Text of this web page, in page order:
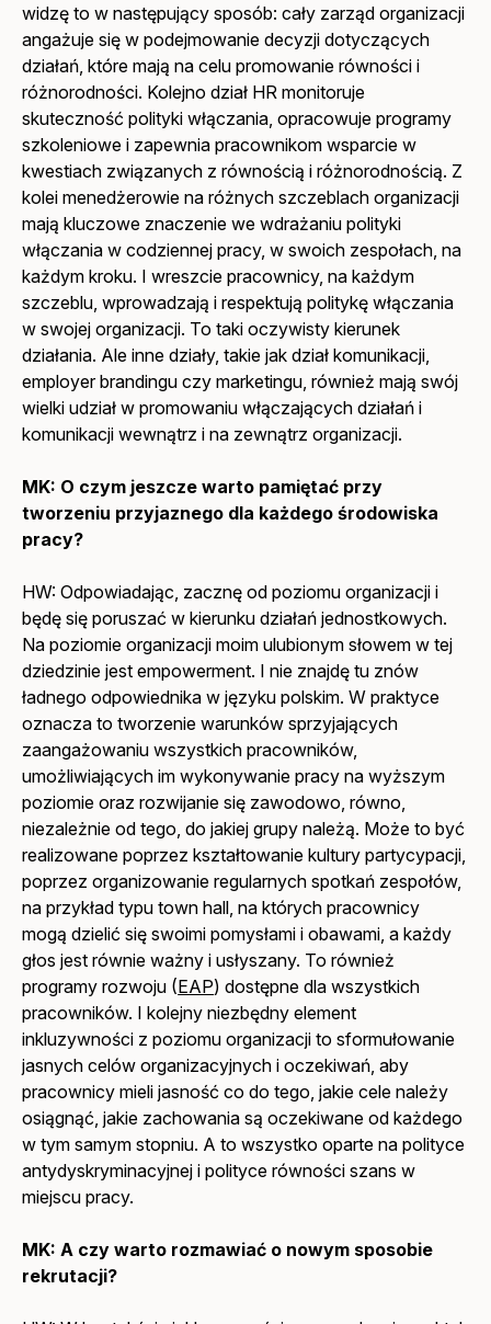
widzę to w następujący sposób: cały zarząd organizacji
angażuje się w podejmowanie decyzji dotyczących
działań, które mają na celu promowanie równości i
różnorodności. Kolejno dział HR monitoruje
skuteczność polityki włączania, opracowuje programy
szkoleniowe i zapewnia pracownikom wsparcie w
kwestiach związanych z równością i różnorodnością. Z
kolei menedżerowie na różnych szczeblach organizacji
mają kluczowe znaczenie we wdrażaniu polityki
włączania w codziennej pracy, w swoich zespołach, na
każdym kroku. I wreszcie pracownicy, na każdym
szczeblu, wprowadzają i respektują politykę włączania
w swojej organizacji. To taki oczywisty kierunek
działania. Ale inne działy, takie jak dział komunikacji,
employer brandingu czy marketingu, również mają swój
wielki udział w promowaniu włączających działań i
komunikacji wewnątrz i na zewnątrz organizacji.
MK: O czym jeszcze warto pamiętać przy
tworzeniu przyjaznego dla każdego środowiska
pracy?
HW: Odpowiadając, zacznę od poziomu organizacji i
będę się poruszać w kierunku działań jednostkowych.
Na poziomie organizacji moim ulubionym słowem w tej
dziedzinie jestempowerment. I nie znajdę tu znów
ładnego odpowiednika w języku polskim. W praktyce
oznacza to tworzenie warunków sprzyjających
zaangażowaniu wszystkich pracowników,
umożliwiających im wykonywanie pracy na wyższym
poziomie oraz rozwijanie się zawodowo, równo,
niezależnie od tego, do jakiej grupy należą. Może to być
realizowane poprzez kształtowanie kultury partycypacji,
poprzez organizowanie regularnych spotkań zespołów,
na przykład typu town hall, na których pracownicy
mogą dzielić się swoimi pomysłami i obawami, a każdy
głos jest równie ważny i usłyszany. To również
programy rozwoju (EAP) dostępne dla wszystkich
pracowników. I kolejny niezbędny element
inkluzywności z poziomu organizacji to sformułowanie
jasnych celów organizacyjnych i oczekiwań, aby
pracownicy mieli jasność co do tego, jakie cele należy
osiągnąć, jakie zachowania są oczekiwane od każdego
w tym samym stopniu. A to wszystko oparte na polityce
antydyskryminacyjnej i polityce równości szans w
miejscu pracy.
MK: A czy warto rozmawiać o nowym sposobie
rekrutacji?